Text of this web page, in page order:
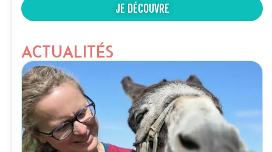
JE DÉCOUVRE
ACTUALITÉS